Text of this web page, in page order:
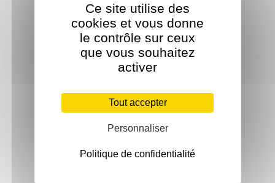
Ce site utilise des
cookies et vous donne
le contrôle sur ceux
que vous souhaitez
activer
Tout accepter
Personnaliser
Politique de confidentialité